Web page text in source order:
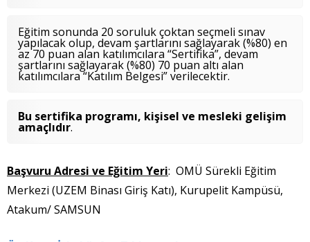
Eğitim sonunda 20 soruluk çoktan seçmeli sınav
yapılacak olup, devam şartlarını sağlayarak (%80) en
az 70 puan alan katılımcılara “Sertifika”, devam
şartlarını sağlayarak (%80) 70 puan altı alan
katılımcılara “Katılım Belgesi” verilecektir.
Bu sertifika programı, kişisel ve mesleki gelişim
amaçlıdır.
Başvuru Adresi ve Eğitim Yeri: OMÜ Sürekli Eğitim
Merkezi (UZEM Binası Giriş Katı), Kurupelit Kampüsü,
Atakum/ SAMSUN